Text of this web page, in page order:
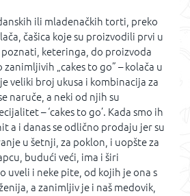
ili mladenačkih torti, preko
čašica koje su proizvodili prvi u
keteringa, do proizvoda
zanimljivih „cakes to go” – kolača u
veliki broj ukusa i kombinacija za
naruče, a neki od njih su
– ‘cakes to go’. Kada smo ih
a i danas se odlično prodaju jer su
u šetnji, za poklon, i uopšte za
budući veći, ima i širi
uveli i neke pite, od kojih je ona s
a zanimljiv je i naš medovik,